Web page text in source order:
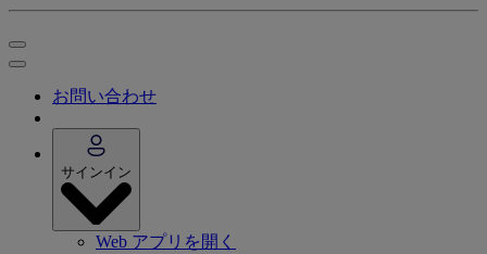
お問い合わせ
サインイン
Web アプリを開く